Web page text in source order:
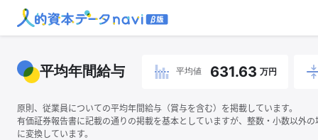
平均年間給与 平均値 631.63 万円
原則、従業員についての平均年間給与（賞与を含む）を掲載しています。
有価証券報告書に記載の通りの掲載を基本としていますが、整数・小数以外
に変換しています。